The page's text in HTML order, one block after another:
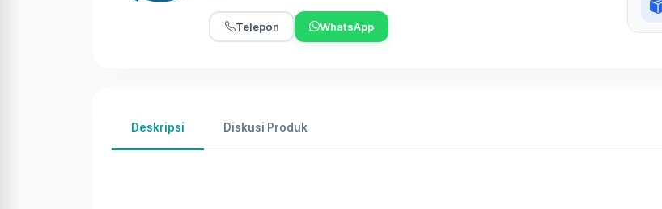
Telepon WhatsApp
Deskripsi Diskusi Produk